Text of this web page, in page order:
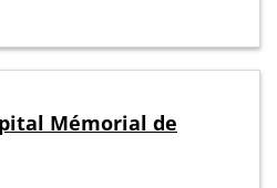
Mémorial de